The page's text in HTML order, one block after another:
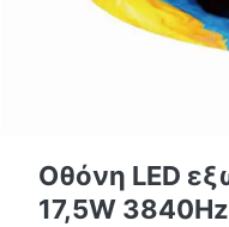
Οθόνη LED
17,5W